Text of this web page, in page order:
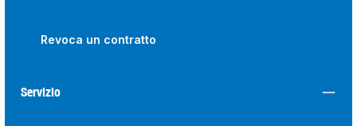
Revoca un contratto
Servizio